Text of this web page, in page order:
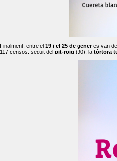
Finalment, entre el 19 i el 25 de generes van
117 censos, seguit del pit-roig (90), la tórtora